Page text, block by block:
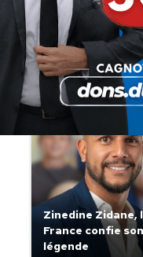
Lorsque tout
s’affaisse.
Zinedine Zidane,
France confie
légende